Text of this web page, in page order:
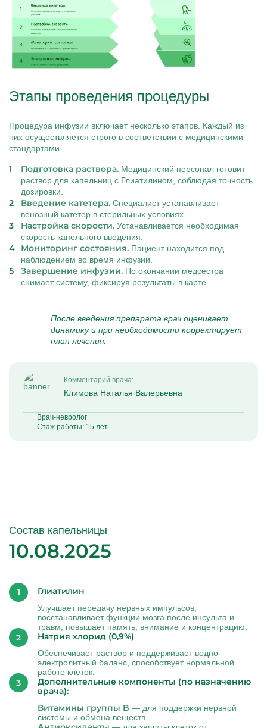
Этапы проведения процедуры
Процедура инфузии включает несколько этапов. Каждый из
них осуществляется строго в соответствии с медицинскими
стандартами.
Подготовка раствора. Медицинский персонал готовит
раствор для капельниц с Глиатилином, соблюдая точность
дозировки.
Введение катетера. Специалист устанавливает
венозный катетер в стерильных условиях.
Настройка скорости. Устанавливается необходимая
скорость капельного введения.
Мониторинг состояния. Пациент находится под
наблюдением во время инфузии.
Завершение инфузии. По окончании медсестра
снимает систему, фиксируя результаты в карте.
После введения препарата врач оценивает
динамику и при необходимости корректирует
план лечения.
Комментарий врача:
Климова Наталья Валерьевна
Врач-невролог
Стаж работы: 15 лет
Состав капельницы
10.08.2025
Глиатилин
Улучшает передачу нервных импульсов,
восстанавливает функции мозга после инсульта и
травм, повышает память, внимание и концентрацию.
Натрия хлорид (0,9%)
Обеспечивает раствор и поддерживает водно-
электролитный баланс, способствует нормальной
работе клеток.
Дополнительные компоненты (по назначению
врача):
Витамины группы B — для поддержки нервной
системы и обмена веществ.